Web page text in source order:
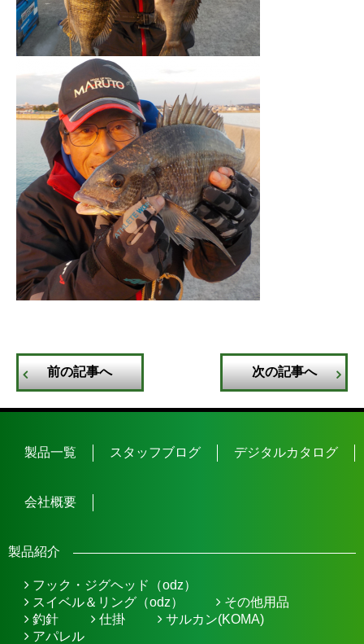
前の記事へ 次の記事へ
製品一覧 スタッフブログ デジタルカタログ
会社概要
製品紹介
フック・ジグヘッド（odz）
スイベル＆リング（odz）
その他用品
釣針
仕掛
サルカン(KOMA)
アパレル